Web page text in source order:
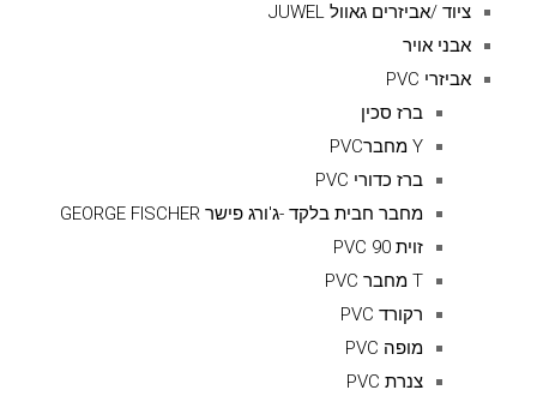
ציוד /אביזרים גאוול JUWEL
אבני אויר
אביזרי PVC
ברז סכין
Y מחברPVC
ברז כדורי PVC
מחבר חבית בלקד -ג'ורג פישר GEORGE FISCHER
זוית 90 PVC
T מחבר PVC
רקורד PVC
מופה PVC
צנרת PVC